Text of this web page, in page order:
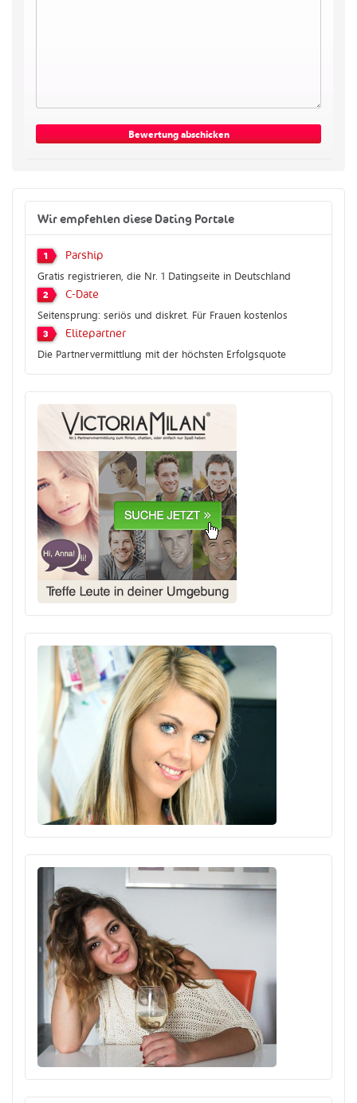
Wir empfehlen diese Dating Portale
1 Parship
Gratis registrieren, die Nr. 1 Datingseite in Deutschland
2 C-Date
Seitensprung: seriös und diskret. Für Frauen kostenlos
3 Elitepartner
Die Partnervermittlung mit der höchsten Erfolgsquote